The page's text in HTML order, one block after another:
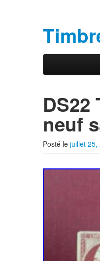
Menu
DS22
neuf
Posté le juillet 25,